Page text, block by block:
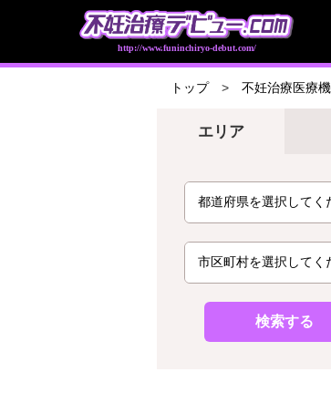
http://www.funinchiryo-debut.com/
トップ 不妊治療医療
エリア
検索する